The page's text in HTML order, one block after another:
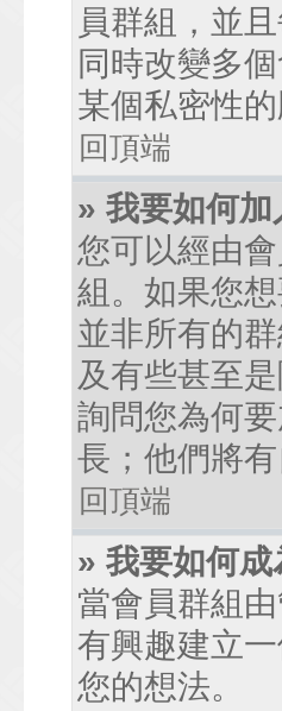
員群組，並
同時改變多
某個私密性的
回頂端
» 我要如何
您可以經由
組。如果您
並非所有的
及有些甚至
詢問您為何
長；他們將有
回頂端
» 我要如何
當會員群組
有興趣建立
您的想法。